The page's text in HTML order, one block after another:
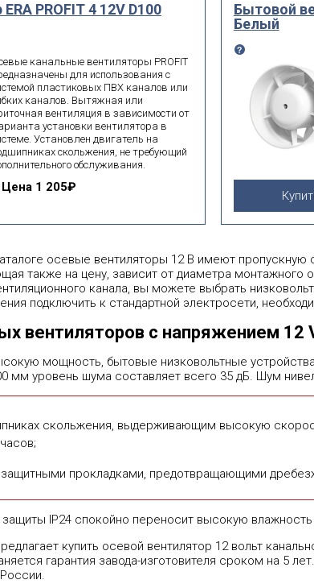
мм
мм
параметры
id
искать по id
PROFIT 4 12V D100
канальные вентиляторы PROFIT
для использования с
пластиковых ПВХ каналов или
каналов. Вытяжная или
вентиляция в зависимости от
установки вентилятора в
Установлен двигатель на
скольжения, не требующий
обслуживания.
Цена 1 205₽
Бытовой
Белый
осевые вентиляторы 12 В имеют пропускную
также на цену, зависит от диаметра монтажного
канала, вы можете выбрать
подключить к стандартной электросети,
вентиляторов с напряжением 12
мощность, бытовые низковольтные
мм уровень шума составляет всего 35 дБ. Шум
скольжения, выдерживающим высокую
прокладками, предотвращающими
IP24 спокойно переносит высокую влажность
купить осевой вентилятор 12 вольт
гарантия завода-изготовителя сроком на 5